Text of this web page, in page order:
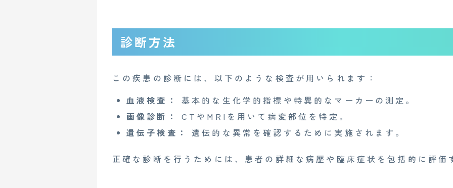
診断方法
この疾患の診断には、以下のような検査が用いられます：
血液検査：
基本的な生化学的指標や特異的なマーカーの測定。
画像診断：
CTやMRIを用いて病変部位を特定。
遺伝子検査：
遺伝的な異常を確認するために実施されます。
正確な診断を行うためには、患者の詳細な病歴や臨床症状を包括的に評価
CONTACT